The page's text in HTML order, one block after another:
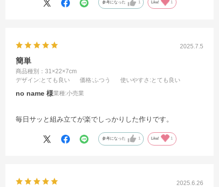
参考になった 1 Like! 1
2025.7.5
簡単
商品種別：31×22×7cm
デザイン:とても良い 価格:ふつう 使いやすさ :とても良い
no name 業種:小売業
毎日サッと組み立てが楽でしっかりした作りです。
参考になった 1 Like! 1
2025.6.26